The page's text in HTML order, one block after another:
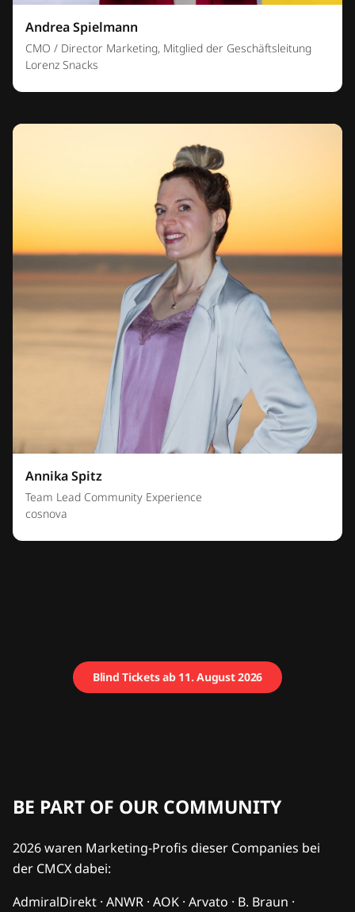
Andrea Spielmann
CMO / Director Marketing, Mitglied der Geschäftsleitung
Lorenz Snacks
Annika Spitz
Team Lead Community Experience
cosnova
Blind Tickets ab 11. August 2026
BE PART OF OUR COMMUNITY
2026 waren Marketing-Profis dieser Companies bei
der CMCX dabei:
AdmiralDirekt · ANWR · AOK · Arvato · B. Braun ·